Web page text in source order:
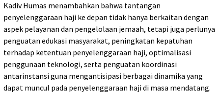
Kadiv Humas menambahkan bahwa tantangan
penyelenggaraan haji ke depan tidak hanya berkaitan dengan
aspek pelayanan dan pengelolaan jemaah, tetapi juga perlunya
penguatan edukasi masyarakat, peningkatan kepatuhan
terhadap ketentuan penyelenggaraan haji, optimalisasi
penggunaan teknologi, serta penguatan koordinasi
antarinstansi guna mengantisipasi berbagai dinamika yang
dapat muncul pada penyelenggaraan haji di masa mendatang.